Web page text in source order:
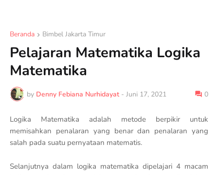
Beranda Bimbel Jakarta Timur
Pelajaran Matematika Logika
Matematika
by Denny Febiana Nurhidayat - Juni 17, 2021 0
Logika Matematika adalah metode berpikir untuk
memisahkan penalaran yang benar dan penalaran yang
salah pada suatu pernyataan matematis.
Selanjutnya dalam logika matematika dipelajari 4 macam